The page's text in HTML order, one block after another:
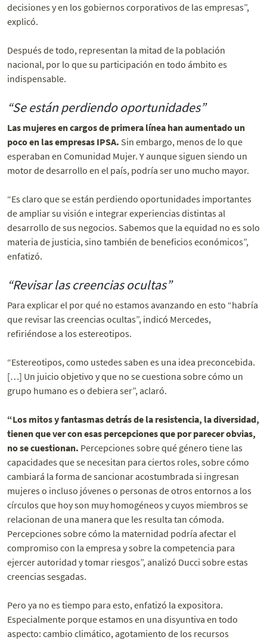
decisiones y en los gobiernos corporativos de las empresas”,
explicó.
Después de todo, representan la mitad de la población
nacional, por lo que su participación en todo ámbito es
indispensable.
“Se están perdiendo oportunidades”
Las mujeres en cargos de primera línea han aumentado un
poco en las empresas IPSA. Sin embargo, menos de lo que
esperaban en Comunidad Mujer. Y aunque siguen siendo un
motor de desarrollo en el país, podría ser uno mucho mayor.
“Es claro que se están perdiendo oportunidades importantes
de ampliar su visión e integrar experiencias distintas al
desarrollo de sus negocios. Sabemos que la equidad no es solo
materia de justicia, sino también de beneficios económicos”,
enfatizó.
“Revisar las creencias ocultas”
Para explicar el por qué no estamos avanzando en esto “habría
que revisar las creencias ocultas”, indicó Mercedes,
refiriéndose a los estereotipos.
“Estereotipos, como ustedes saben es una idea preconcebida.
[…] Un juicio objetivo y que no se cuestiona sobre cómo un
grupo humano es o debiera ser”, aclaró.
“Los mitos y fantasmas detrás de la resistencia, la diversidad,
tienen que ver con esas percepciones que por parecer obvias,
no se cuestionan. Percepciones sobre qué género tiene las
capacidades que se necesitan para ciertos roles, sobre cómo
cambiará la forma de sancionar acostumbrada si ingresan
mujeres o incluso jóvenes o personas de otros entornos a los
círculos que hoy son muy homogéneos y cuyos miembros se
relacionan de una manera que les resulta tan cómoda.
Percepciones sobre cómo la maternidad podría afectar el
compromiso con la empresa y sobre la competencia para
ejercer autoridad y tomar riesgos”, analizó Ducci sobre estas
creencias sesgadas.
Pero ya no es tiempo para esto, enfatizó la expositora.
Especialmente porque estamos en una disyuntiva en todo
aspecto: cambio climático, agotamiento de los recursos